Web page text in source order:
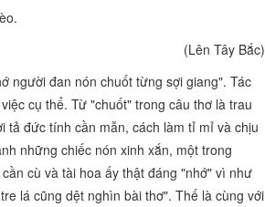
(Lên Tây Bắc)
người đan nón chuốt từng sợi giang". Tác
việc cụ thể. Từ"chuốt" trong câu thơ là trau
tả đức tính cần mẫn, cách làm tỉ mỉ và chịu
những chiếc nón xinh xắn, một trong
cù và tài hoa ấy thật đáng"nhớ" vì như
lá cũng dệt nghìn bài thơ". Thế là cùng với